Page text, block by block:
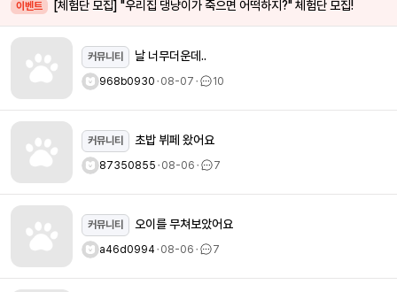
이벤트 [체험단 모집] "우리집 댕냥이가 죽으면 어떡하지?" 체험단 모집!
커뮤니티 날 너무더운데..
968b0930ㆍ08-07ㆍ 10
커뮤니티 초밥 뷔페 왔어요
87350855ㆍ08-06ㆍ 7
커뮤니티 오이를 무쳐보았어요
a46d0994ㆍ08-06ㆍ 7